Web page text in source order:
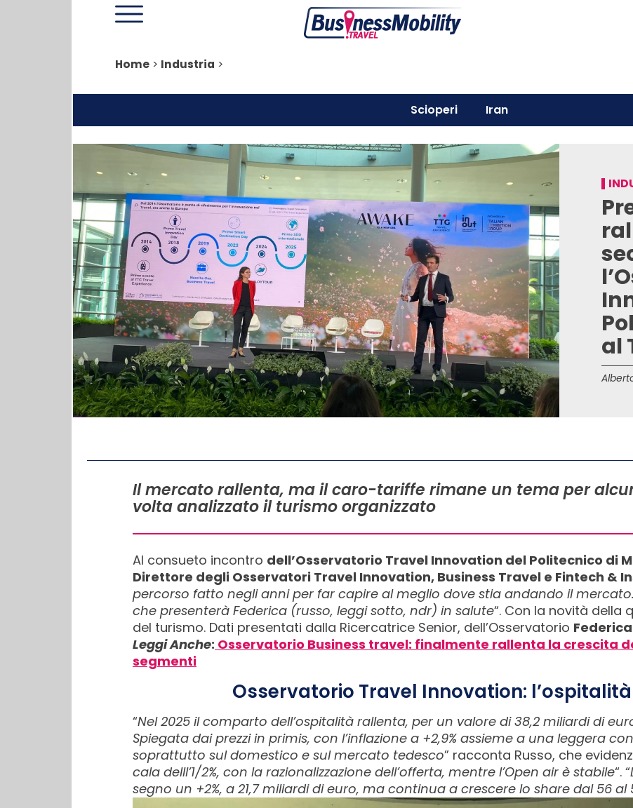
Home > Industria >
Scioperi Iran
al
Il mercato rallenta, ma il caro-tariffe rimane un tema per
volta analizzato il turismo organizzato
Al consueto incontro dell’Osservatorio Travel Innovation del Politecnico di
Direttore degli Osservatori Travel Innovation, Business Travel e Fintech &
percorso fatto negli anni per far capire al meglio dove stia andando il
che presenterà Federica (russo, leggi sotto, ndr) in salute“. Con la novità della
del turismo. Dati presentati dalla Ricercatrice Senior, dell’Osservatorio
Leggi Anche: Osservatorio Business travel: finalmente rallenta la crescita
segmenti
Osservatorio Travel Innovation:
“Nel 2025 il comparto dell’ospitalità rallenta, per un valore di 38,2 miliardi di
Spiegata dai prezzi in primis, con l’inflazione a +2,9% assieme a una leggera
soprattutto sul domestico e sul mercato tedesco” racconta Russo, che
cala delll’1/2%, con la razionalizzazione dell’offerta, mentre l’Open air è stabile“. “
segno un +2%, a 21,7 miliardi di euro, ma continua a crescere lo share dal 56 al